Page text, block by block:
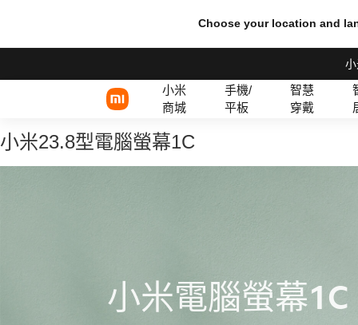
Choose your location and
小米
商城
手機/
平板
智慧
穿戴
小米23.8型電腦螢幕1C
小米電腦螢幕1C